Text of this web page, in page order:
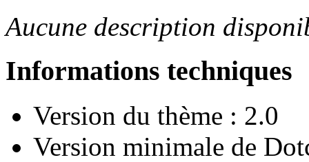
Aucune description
Informations techniques
Version du thème : 2.0
Version minimale de